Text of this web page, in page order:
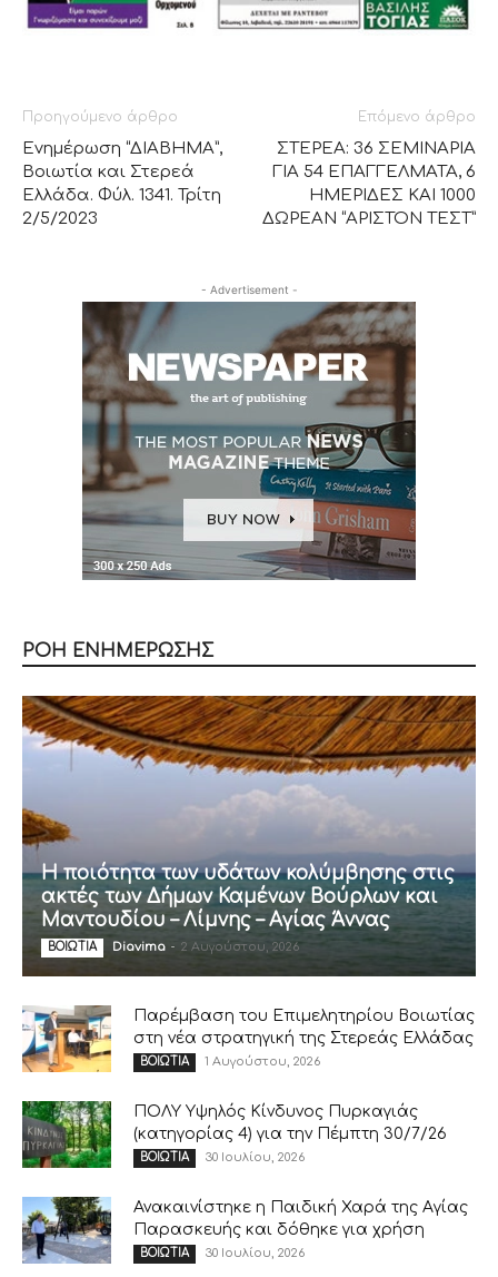
Προηγούμενο άρθρο
Ενημέρωση “ΔΙΑΒΗΜΑ”,
Βοιωτία και Στερεά
Ελλάδα. Φύλ. 1341. Τρίτη
2/5/2023
Επόμενο άρθρο
ΣΤΕΡΕΑ: 36 ΣΕΜΙΝΑΡΙΑ
ΓΙΑ 54 ΕΠΑΓΓΕΛΜΑΤΑ, 6
ΗΜΕΡΙΔΕΣ ΚΑΙ 1000
ΔΩΡΕΑΝ “ΑΡΙΣΤΟΝ ΤΕΣΤ”
- Advertisement -
ΡΟΗ ΕΝΗΜΕΡΩΣΗΣ
Η ποιότητα των υδάτων κολύμβησης στις
ακτές των Δήμων Καμένων Βούρλων και
Μαντουδίου – Λίμνης – Αγίας Άννας
ΒΟΙΩΤΙΑ Diavima - 2 Αυγούστου, 2026
Παρέμβαση του Επιμελητηρίου Βοιωτίας
στη νέα στρατηγική της Στερεάς Ελλάδας
ΒΟΙΩΤΙΑ 1 Αυγούστου, 2026
ΠΟΛΥ Υψηλός Κίνδυνος Πυρκαγιάς
(κατηγορίας 4) για την Πέμπτη 30/7/26
ΒΟΙΩΤΙΑ 30 Ιουλίου, 2026
Ανακαινίστηκε η Παιδική Χαρά της Αγίας
Παρασκευής και δόθηκε για χρήση
ΒΟΙΩΤΙΑ 30 Ιουλίου, 2026